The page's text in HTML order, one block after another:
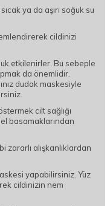
ya da aşırı soğuk su
cildinizi
etkilenirler. Bu sebeple
da önemlidir.
dudak maskesiyle
cilt sağlığı
basamaklarından
zararlı alışkanlıklardan
yapabilirsiniz. Yüz
cildinizin nem